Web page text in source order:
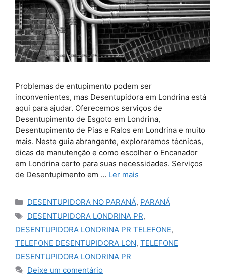
Problemas de entupimento podem ser
inconvenientes, mas Desentupidora em Londrina está
aqui para ajudar. Oferecemos serviços de
Desentupimento de Esgoto em Londrina,
Desentupimento de Pias e Ralos em Londrina e muito
mais. Neste guia abrangente, exploraremos técnicas,
dicas de manutenção e como escolher o Encanador
em Londrina certo para suas necessidades. Serviços
de Desentupimento em … Ler mais
Categorias
DESENTUPIDORA NO PARANÁ, PARANÁ
Tags
DESENTUPIDORA LONDRINA PR,
DESENTUPIDORA LONDRINA PR TELEFONE,
TELEFONE DESENTUPIDORA LON, TELEFONE
DESENTUPIDORA LONDRINA PR
Deixe um comentário